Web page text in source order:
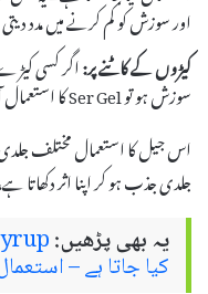
اور سوزش کو کم کرنے میں مدد
کیڑوں کے کاٹنے پر:اگر کسی
سوزش ہو تو Ser Gel کا استعمال آرام پہنچا سکتا ہے۔
اس جیل کا استعمال مختلف
جلدی جذب ہو کر اپنا اثر
یہ بھی پڑھیں:
کیا جاتا ہے –